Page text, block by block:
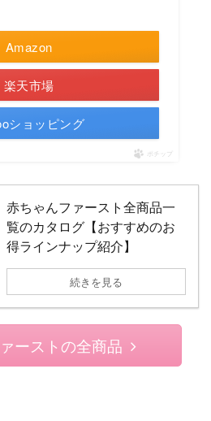
Amazon
楽天市場
ショッピング
ポチップ
赤ちゃんファースト全商品一
覧のカタログ【おすすめのお
得ラインナップ紹介】
続きを見る
ーストの全商品